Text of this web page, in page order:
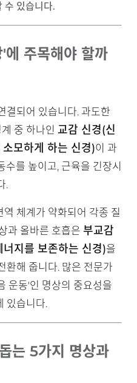
수 있습니다.
에 주목해야 할까
결되어 있습니다. 과도한
중 하나인 교감 신경(신
모하게 하는 신경)이 과
를 높이고, 근육을 긴장시
.
체계가 약화되어 각종 질
과 올바른 호흡은 부교감
지를 보존하는 신경)을
환해 줍니다. 많은 전문가
운동'인 명상의 중요성을
있습니다.
는 5가지 명상과